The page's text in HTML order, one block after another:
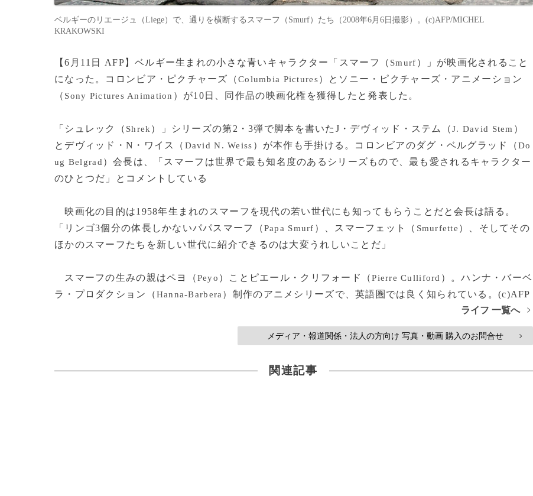
ベルギーのリエージュ（Liege）で、通りを横断するスマーフ（Smurf）たち（2008年6月6日撮影）。(c)AFP/MICHEL
KRAKOWSKI
【6月11日 AFP】ベルギー生まれの小さな青いキャラクター「スマーフ（ Smurf ）」が映画化されること
になった。コロンビア・ピクチャーズ（Columbia Pictures）とソニー・ピクチャーズ・アニメーション
（ Sony Pictures Animation ）が10日、同作品の映画化権を獲得したと発表した。
「シュレック（ Shrek ）」シリーズの第2・3弾で脚本を書いたJ・デヴィッド・ステム（J. David Stem ）
とデヴィッド・N・ワイス（ David N. Weiss ）が本作も手掛ける。コロンビアのダグ・ベルグラッド（Do
ug Belgrad ）会長は、「スマーフは世界で最も知名度のあるシリーズもので、最も愛されるキャラクター
のひとつだ」とコメントしている
映画化の目的は1958年生まれのスマーフを現代の若い世代にも知ってもらうことだと会長は語る。
「リンゴ3個分の体長しかないパパスマーフ（Papa Smurf ）、スマーフェット（ Smurfette ）、そしてその
ほかのスマーフたちを新しい世代に紹介できるのは大変うれしいことだ」
スマーフの生みの親はペヨ（Peyo ）ことピエール・クリフォード（Pierre Culliford ）。ハンナ・バーベ
ラ・プロダクション（Hanna-Barbera ）制作のアニメシリーズで、英語圏では良く知られている。(c)AFP
ライフ 一覧へ
>
メディア・報道関係・法人の方向け 写真・動画 購入のお問合せ >
関連記事